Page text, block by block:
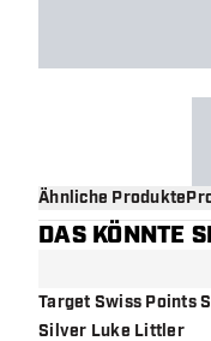
Ähnliche Produkte
DAS KÖNNTE
Target Swiss Points
Silver Luke Littler